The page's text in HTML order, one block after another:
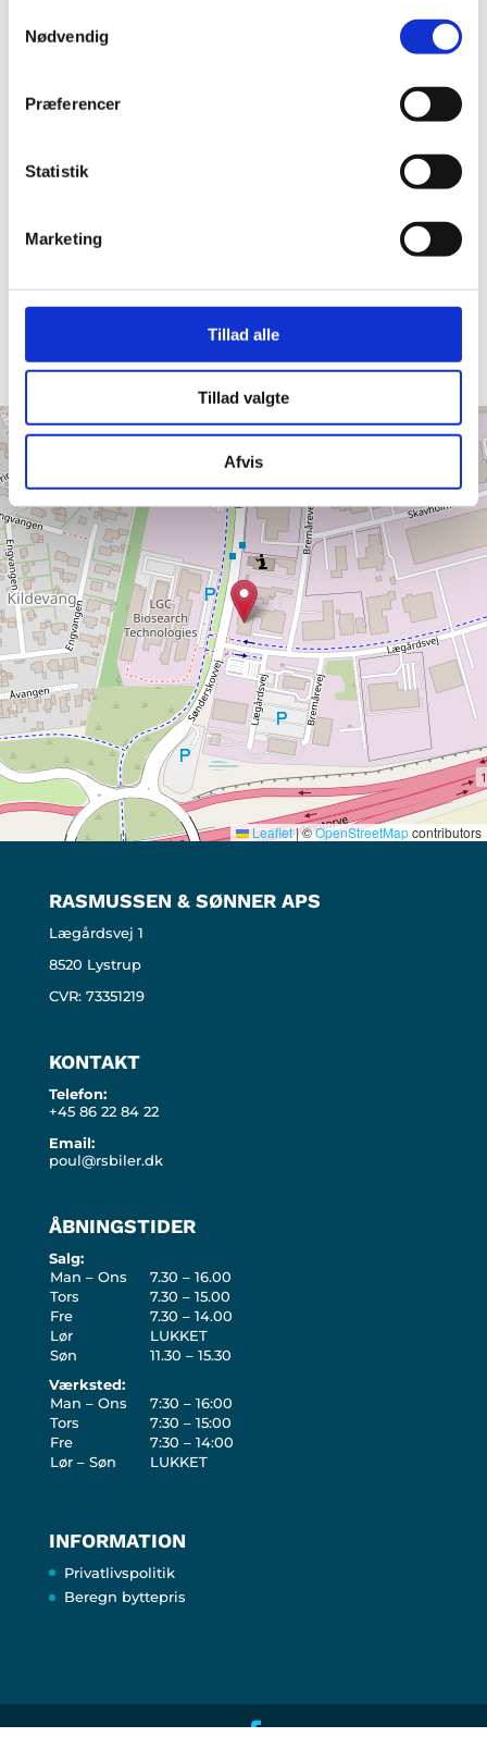
Nødvendig
Præferencer
Statistik
Marketing
Tillad alle
Tillad valgte
Afvis
SE FLERE ANMELDELSER
+
Leaflet|©OpenStreetMapcontributors
RASMUSSEN & SØNNER APS
Lægårdsvej 1
8520 Lystrup
CVR: 73351219
KONTAKT
Telefon:
+45 86 22 84 22
Email:
poul@rsbiler.dk
ÅBNINGSTIDER
Salg:
Man – Ons
7.30 – 16.00
Tors
7.30 – 15.00
Fre
7.30 – 14.00
Lør
LUKKET
Søn
11.30 – 15.30
Værksted:
Man – Ons
7:30 – 16:00
Tors
7:30 – 15:00
Fre
7:30 – 14:00
Lør – Søn
LUKKET
INFORMATION
Privatlivspolitik
Beregn byttepris